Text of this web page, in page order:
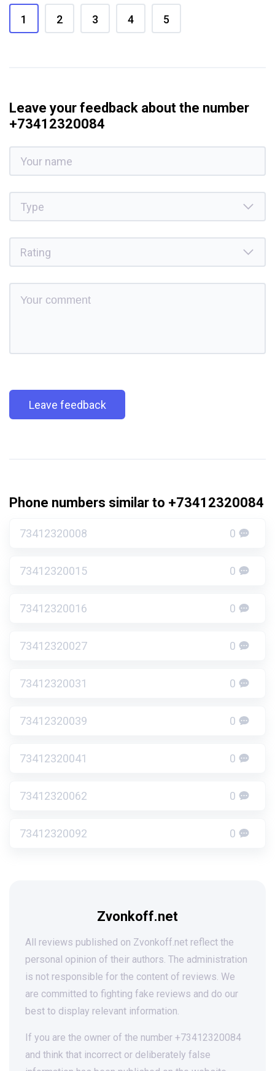
1 2 3 4 5
Leave your feedback about the number
+73412320084
Leave feedback
Phone numbers similar to +73412320084
73412320008 0
73412320015 0
73412320016 0
73412320027 0
73412320031 0
73412320039 0
73412320041 0
73412320062 0
73412320092 0
Zvonkoff.net
All reviews published on Zvonkoff.net reflect the
personal opinion of their authors. The administration
is not responsible for the content of reviews. We
are committed to fighting fake reviews and do our
best to display relevant information.
If you are the owner of the number +73412320084
and think that incorrect or deliberately false